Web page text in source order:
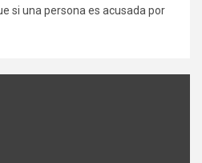
si una persona es acusada por